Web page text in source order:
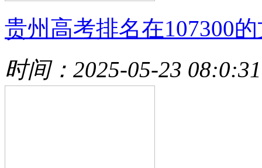
贵州高考排名在107300
时间：2025-05-23 08:0:31